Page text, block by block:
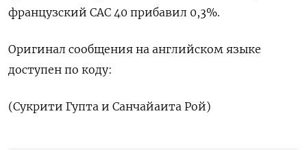
французский CAC 40 прибавил 0,3%.
Оригинал сообщения на английском языке
доступен по коду:
(Сукрити Гупта и Санчайаита Рой)